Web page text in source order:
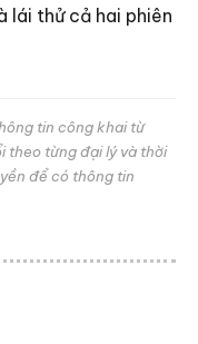
lái thử cả hai phiên
tin công khai từ
theo từng đại lý và thời
để có thông tin